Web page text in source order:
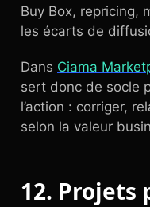
Buy Box, repricing,
les écarts de
Dans Ciama
sert donc de socle
l’action : corriger,
selon la valeur
12. Projets